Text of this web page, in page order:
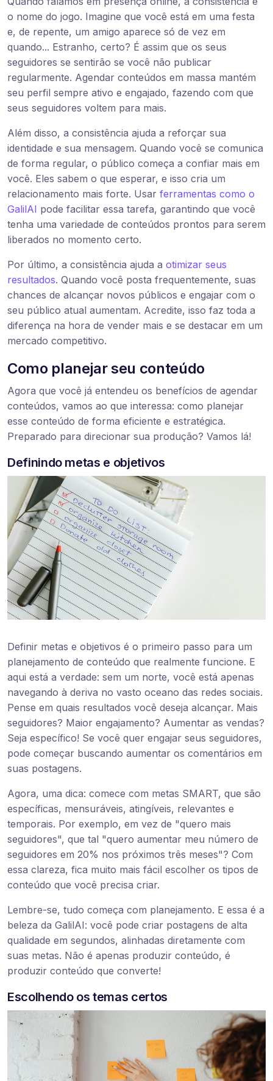
o nome do jogo. Imagine que você está em uma festa
e, de repente, um amigo aparece só de vez em
quando... Estranho, certo? É assim que os seus
seguidores se sentirão se você não publicar
regularmente. Agendar conteúdos em massa mantém
seu perfil sempre ativo e engajado, fazendo com que
seus seguidores voltem para mais.
Além disso, a consistência ajuda a reforçar sua
identidade e sua mensagem. Quando você se comunica
de forma regular, o público começa a confiar mais em
você. Eles sabem o que esperar, e isso cria um
relacionamento mais forte. Usar ferramentas como o
GalilAI pode facilitar essa tarefa, garantindo que você
tenha uma variedade de conteúdos prontos para serem
liberados no momento certo.
Por último, a consistência ajuda a otimizar seus
resultados. Quando você posta frequentemente, suas
chances de alcançar novos públicos e engajar com o
seu público atual aumentam. Acredite, isso faz toda a
diferença na hora de vender mais e se destacar em um
mercado competitivo.
Como planejar seu conteúdo
Agora que você já entendeu os benefícios de agendar
conteúdos, vamos ao que interessa: como planejar
esse conteúdo de forma eficiente e estratégica.
Preparado para direcionar sua produção? Vamos lá!
Definindo metas e objetivos
Definir metas e objetivos é o primeiro passo para um
planejamento de conteúdo que realmente funcione. E
aqui está a verdade: sem um norte, você está apenas
navegando à deriva no vasto oceano das redes sociais.
Pense em quais resultados você deseja alcançar. Mais
seguidores? Maior engajamento? Aumentar as vendas?
Seja específico! Se você quer engajar seus seguidores,
pode começar buscando aumentar os comentários em
suas postagens.
Agora, uma dica: comece com metas SMART, que são
específicas, mensuráveis, atingíveis, relevantes e
temporais. Por exemplo, em vez de "quero mais
seguidores", que tal "quero aumentar meu número de
seguidores em 20% nos próximos três meses"? Com
essa clareza, fica muito mais fácil escolher os tipos de
conteúdo que você precisa criar.
Lembre-se, tudo começa com planejamento. E essa é a
beleza da GalilAI: você pode criar postagens de alta
qualidade em segundos, alinhadas diretamente com
suas metas. Não é apenas produzir conteúdo, é
produzir conteúdo que converte!
Escolhendo os temas certos